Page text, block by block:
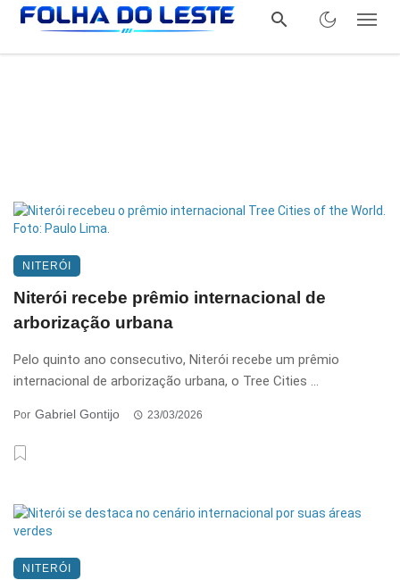
NITERÓI
Niterói recebe prêmio internacional de
arborização urbana
Pelo quinto ano consecutivo, Niterói recebe um prêmio
internacional de arborização urbana, o Tree Cities ...
Por Gabriel Gontijo 23/03/2026
NITERÓI